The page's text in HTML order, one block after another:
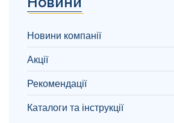
Новини компанії
Акції
Рекомендації
Каталоги та інструкції